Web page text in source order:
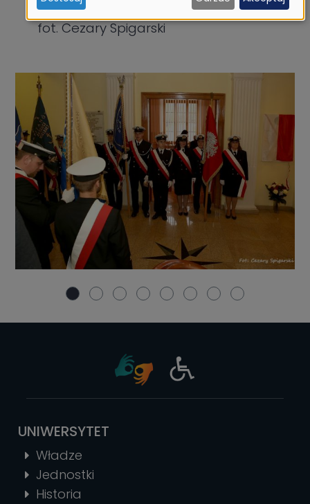
fot. Cezary Spigarski
UNIWERSYTET
Władze
Jednostki
Historia
ciasteczek